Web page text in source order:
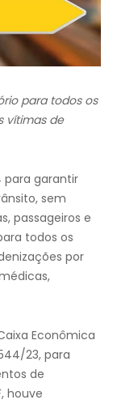
para todos os
vítimas de
para garantir
sem
passageiros e
todos os
por
Econômica
23, para
de
houve